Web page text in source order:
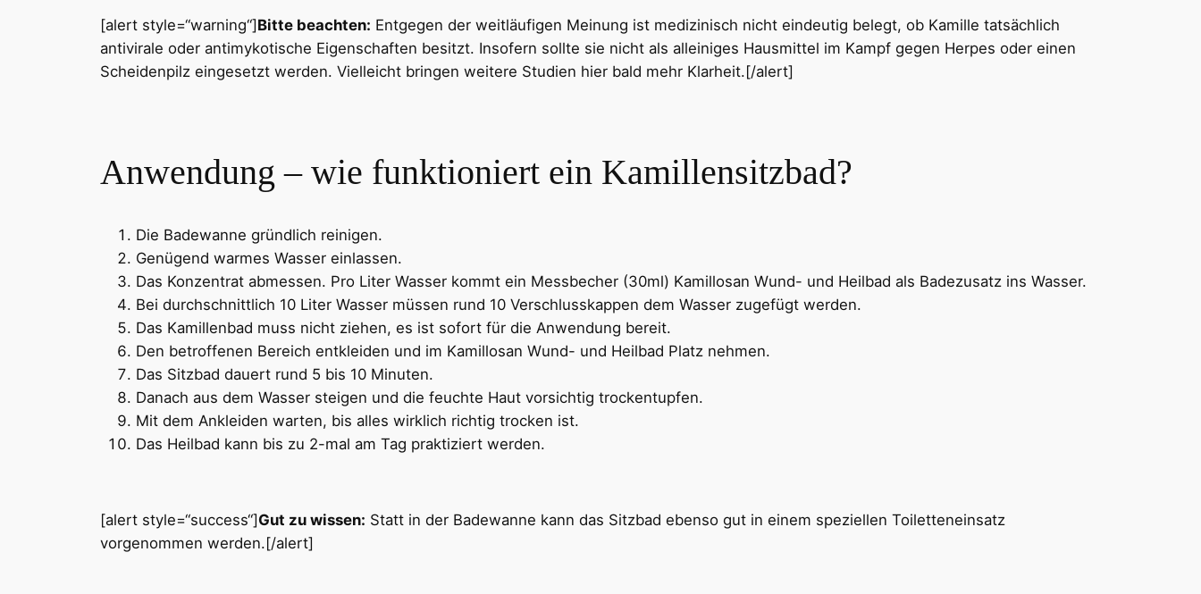
[alert style=“warning“]Bitte beachten: Entgegen der weitläufigen Meinung ist medizinisch nicht eindeutig belegt, ob Kamille tatsächlich
antivirale oder antimykotische Eigenschaften besitzt. Insofern sollte sie nicht als alleiniges Hausmittel im Kampf gegen Herpes oder einen
Scheidenpilz eingesetzt werden. Vielleicht bringen weitere Studien hier bald mehr Klarheit.[/alert]
Anwendung – wie funktioniert ein Kamillensitzbad?
Die Badewanne gründlich reinigen.
Genügend warmes Wasser einlassen.
Das Konzentrat abmessen. Pro Liter Wasser kommt ein Messbecher (30ml) Kamillosan Wund- und Heilbad als Badezusatz ins Wasser.
Bei durchschnittlich 10 Liter Wasser müssen rund 10 Verschlusskappen dem Wasser zugefügt werden.
Das Kamillenbad muss nicht ziehen, es ist sofort für die Anwendung bereit.
Den betroffenen Bereich entkleiden und im Kamillosan Wund- und Heilbad Platz nehmen.
Das Sitzbad dauert rund 5 bis 10 Minuten.
Danach aus dem Wasser steigen und die feuchte Haut vorsichtig trockentupfen.
Mit dem Ankleiden warten, bis alles wirklich richtig trocken ist.
Das Heilbad kann bis zu 2-mal am Tag praktiziert werden.
[alert style=“success“]Gut zu wissen: Statt in der Badewanne kann das Sitzbad ebenso gut in einem speziellen Toiletteneinsatz
vorgenommen werden.[/alert]